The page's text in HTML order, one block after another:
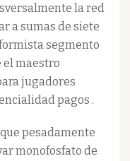
la red
a sumas de siete
segmento
el maestro
jugadores
pagos .
pesadamente
monofosfato de